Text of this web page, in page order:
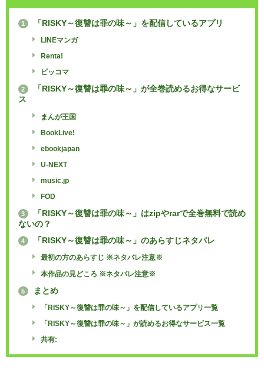
1 「RISKY～復讐は罪の味～」を配信しているアプリ
LINEマンガ
Renta!
ピッコマ
2
「RISKY～復讐は罪の味～」が全巻読めるお得なサービ
ス
まんが王国
BookLive!
ebookjapan
U-NEXT
music.jp
FOD
3
「RISKY～復讐は罪の味～」はzipやrarで全巻無料で読め
ないの？
4 「RISKY～復讐は罪の味～」のあらすじネタバレ
最初の方のあらすじ ※ネタバレ注意※
本作品の見どころ ※ネタバレ注意※
5 まとめ
「RISKY～復讐は罪の味～」を配信しているアプリ一覧
「RISKY～復讐は罪の味～」が読めるお得なサービス一覧
共有: